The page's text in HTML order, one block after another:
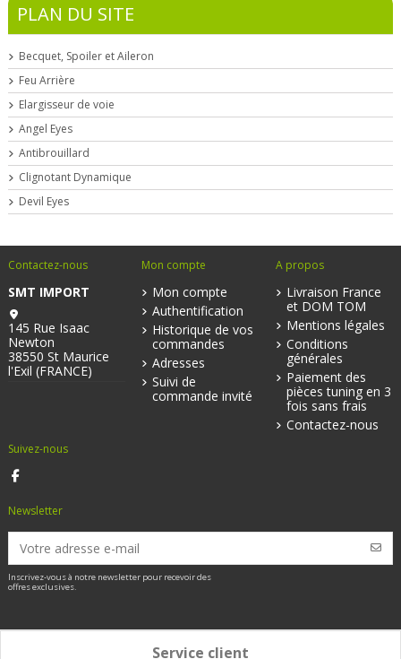
PLAN DU SITE
Becquet, Spoiler et Aileron
Feu Arrière
Elargisseur de voie
Angel Eyes
Antibrouillard
Clignotant Dynamique
Devil Eyes
Contactez-nous
SMT IMPORT
145 Rue Isaac
Newton
38550 St Maurice
l'Exil (FRANCE)
Mon compte
Mon compte
Authentification
Historique de vos
commandes
Adresses
Suivi de
commande invité
A propos
Livraison France
et DOM TOM
Mentions légales
Conditions
générales
Paiement des
pièces tuning en 3
fois sans frais
Contactez-nous
Suivez-nous
Newsletter
Inscrivez-vous à notre newsletter pour recevoir des
offres exclusives.
Service client